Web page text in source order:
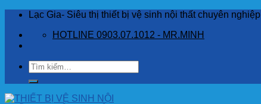
Skip
content
Lạc Gia- Siêu thị thiết bị vệ sinh nội thất chuyên nghiệp
HOTLINE 0903.07.1012 - MR.MINH
Tìm
kiếm: